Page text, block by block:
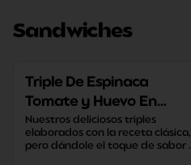
Sandwiches
Triple De Espinaca
Tomate y Huevo En
Pan Integral
Nuestros deliciosos triples
elaborados con la receta clásica,
pero dándole el toque de sabor